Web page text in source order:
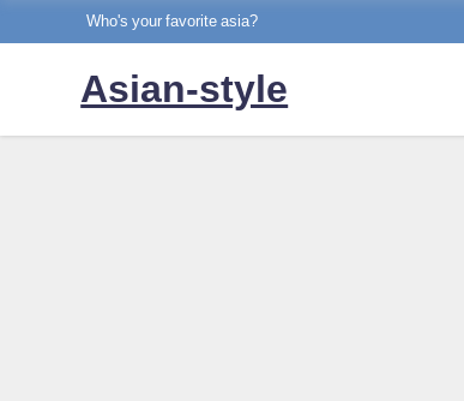
Who's your favorite asia?
Asian-style